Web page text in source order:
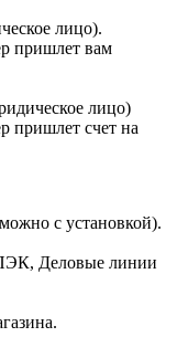
лицо).
пришлет вам
лицо)
пришлет счет на
с установкой).
Деловые линии